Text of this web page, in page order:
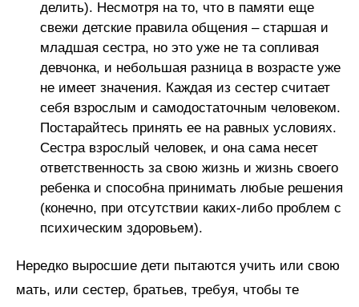
делить). Несмотря на то, что в памяти еще
свежи детские правила общения – старшая и
младшая сестра, но это уже не та сопливая
девчонка, и небольшая разница в возрасте уже
не имеет значения. Каждая из сестер считает
себя взрослым и самодостаточным человеком.
Постарайтесь принять ее на равных условиях.
Сестра взрослый человек, и она сама несет
ответственность за свою жизнь и жизнь своего
ребенка и способна принимать любые решения
(конечно, при отсутствии каких-либо проблем с
психическим здоровьем).
Нередко выросшие дети пытаются учить или свою
мать, или сестер, братьев, требуя, чтобы те